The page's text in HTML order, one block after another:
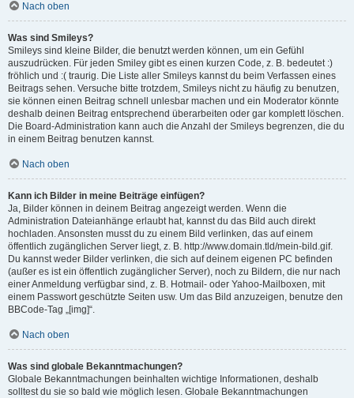
Nach oben
Was sind Smileys?
Smileys sind kleine Bilder, die benutzt werden können, um ein Gefühl
auszudrücken. Für jeden Smiley gibt es einen kurzen Code, z. B. bedeutet :)
fröhlich und :( traurig. Die Liste aller Smileys kannst du beim Verfassen eines
Beitrags sehen. Versuche bitte trotzdem, Smileys nicht zu häufig zu benutzen,
sie können einen Beitrag schnell unlesbar machen und ein Moderator könnte
deshalb deinen Beitrag entsprechend überarbeiten oder gar komplett löschen.
Die Board-Administration kann auch die Anzahl der Smileys begrenzen, die du
in einem Beitrag benutzen kannst.
Nach oben
Kann ich Bilder in meine Beiträge einfügen?
Ja, Bilder können in deinem Beitrag angezeigt werden. Wenn die
Administration Dateianhänge erlaubt hat, kannst du das Bild auch direkt
hochladen. Ansonsten musst du zu einem Bild verlinken, das auf einem
öffentlich zugänglichen Server liegt, z. B. http://www.domain.tld/mein-bild.gif.
Du kannst weder Bilder verlinken, die sich auf deinem eigenen PC befinden
(außer es ist ein öffentlich zugänglicher Server), noch zu Bildern, die nur nach
einer Anmeldung verfügbar sind, z. B. Hotmail- oder Yahoo-Mailboxen, mit
einem Passwort geschützte Seiten usw. Um das Bild anzuzeigen, benutze den
BBCode-Tag „[img]“.
Nach oben
Was sind globale Bekanntmachungen?
Globale Bekanntmachungen beinhalten wichtige Informationen, deshalb
solltest du sie so bald wie möglich lesen. Globale Bekanntmachungen